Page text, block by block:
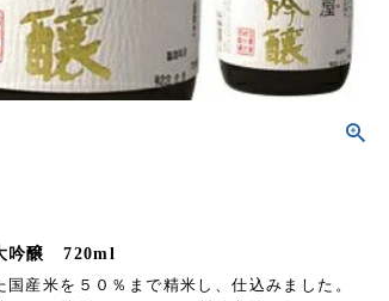
吟醸 720ml
国産米を５０％まで精米し、仕込みました。